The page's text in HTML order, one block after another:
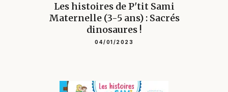
Les histoires de P'tit Sami
Maternelle (3-5 ans) : Sacrés
dinosaures !
04/01/2023